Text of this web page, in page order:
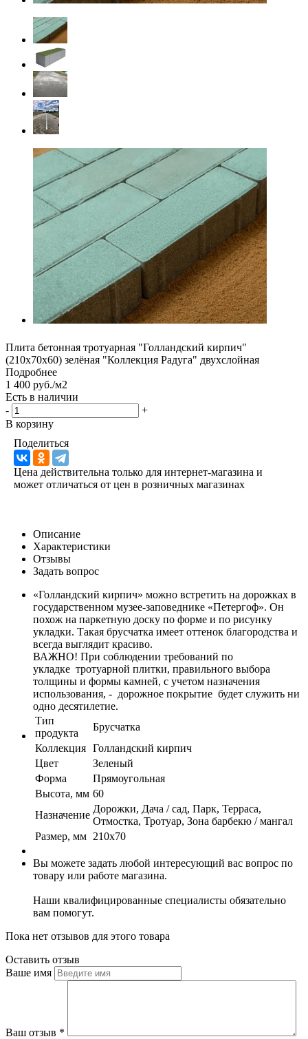
Плита бетонная тротуарная "Голландский кирпич"
(210х70х60) зелёная "Коллекция Радуга" двухслойная
Подробнее
1 400 руб./м2
Есть в наличии
-
+
В корзину
Поделиться
Цена действительна только для интернет-магазина и
может отличаться от цен в розничных магазинах
Описание
Характеристики
Отзывы
Задать вопрос
«Голландский кирпич» можно встретить на дорожках в
государственном музее-заповеднике «Петергоф». Он
похож на паркетную доску по форме и по рисунку
укладки. Такая брусчатка имеет оттенок благородства и
всегда выглядит красиво.
ВАЖНО! При соблюдении требований по
укладке тротуарной плитки, правильного выбора
толщины и формы камней, с учетом назначения
использования, - дорожное покрытие будет служить ни
одно десятилетие.
Тип
продукта
Брусчатка
Коллекция Голландский кирпич
Цвет
Зеленый
Форма
Прямоугольная
Высота, мм 60
Назначение
Дорожки, Дача / сад, Парк, Терраса,
Отмостка, Тротуар, Зона барбекю / мангал
Размер, мм 210х70
Вы можете задать любой интересующий вас вопрос по
товару или работе магазина.
Наши квалифицированные специалисты обязательно
вам помогут.
Пока нет отзывов для этого товара
Оставить отзыв
Ваше имя
Ваш отзыв *